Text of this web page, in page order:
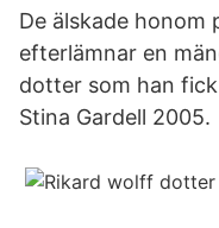
De älskade honom
efterlämnar en
dotter som han
Stina Gardell 2005.